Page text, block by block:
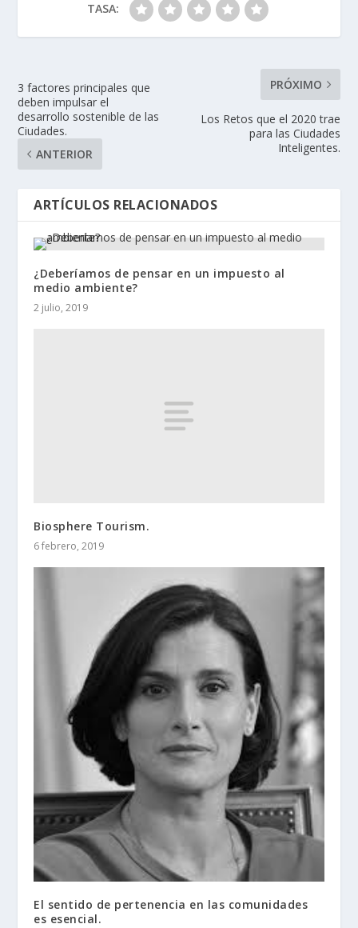
TASA:
3 factores principales que
deben impulsar el
desarrollo sostenible de las
Ciudades.
ANTERIOR
PRÓXIMO
Los Retos que el 2020 trae
para las Ciudades
Inteligentes.
ARTÍCULOS RELACIONADOS
¿Deberíamos de pensar en un impuesto al
medio ambiente?
2 julio, 2019
Biosphere Tourism.
6 febrero, 2019
El sentido de pertenencia en las comunidades
es esencial.